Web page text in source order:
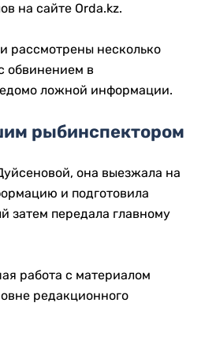
на сайте Orda.kz.
рассмотрены несколько
обвинением в
ложной информации.
рыбинспектором
она выезжала на
и подготовила
затем передала главному
работа с материалом
редакционного